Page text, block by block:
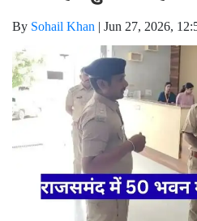
By Sohail Khan | Jun 27, 2026,